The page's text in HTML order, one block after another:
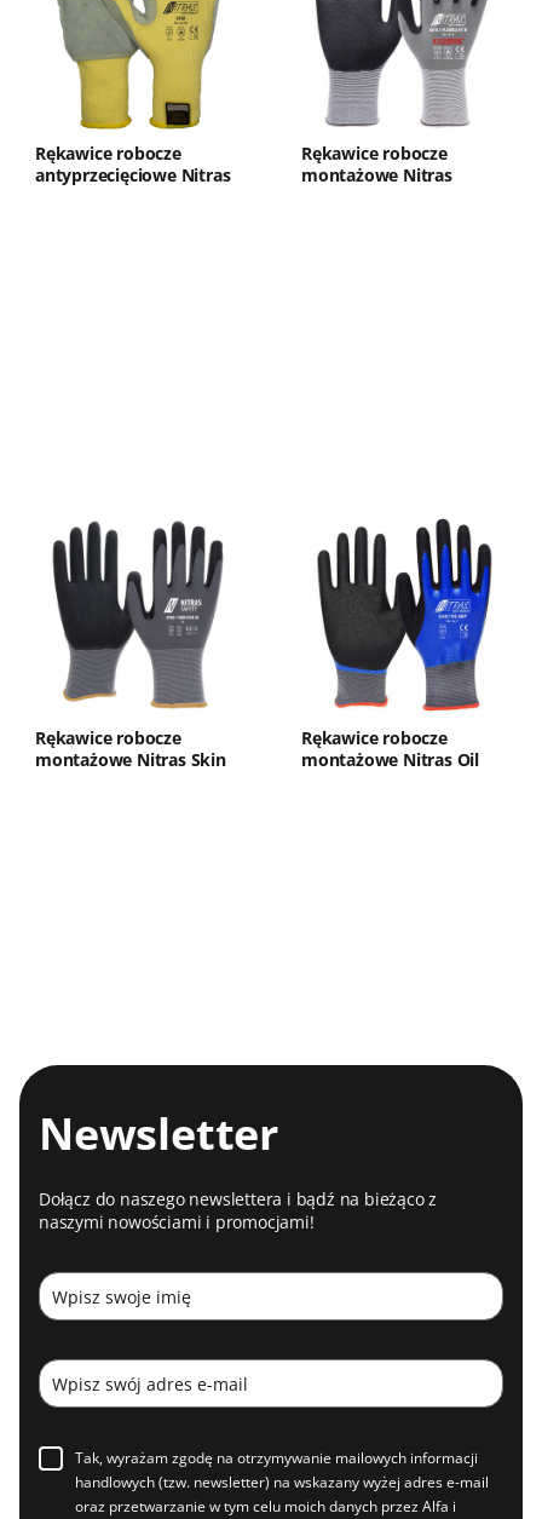
Rękawice robocze
antyprzecięciowe Nitras
Rękawice robocze
montażowe Nitras
Rękawice robocze
montażowe Nitras Skin
Rękawice robocze
montażowe Nitras Oil
Newsletter
Dołącz do naszego newslettera i bądź na bieżąco z
naszymi nowościami i promocjami!
Tak, wyrażam zgodę na otrzymywanie mailowych informacji
handlowych (tzw. newsletter) na wskazany wyżej adres e-mail
oraz przetwarzanie w tym celu moich danych przez Alfa i